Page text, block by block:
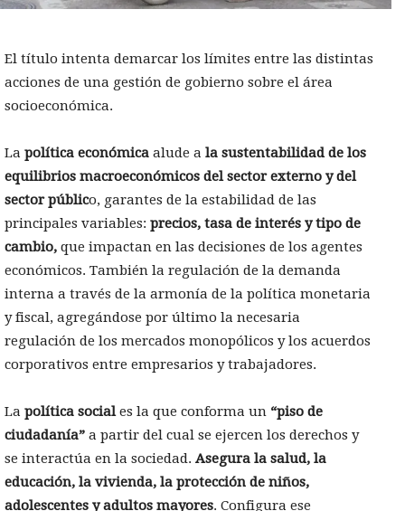
El título intenta demarcar los límites entre las distintas
acciones de una gestión de gobierno sobre el área
socioeconómica.
La política económica alude a la sustentabilidad de los
equilibrios macroeconómicos del sector externo y del
sector público, garantes de la estabilidad de las
principales variables: precios, tasa de interés y tipo de
cambio, que impactan en las decisiones de los agentes
económicos. También la regulación de la demanda
interna a través de la armonía de la política monetaria
y fiscal, agregándose por último la necesaria
regulación de los mercados monopólicos y los acuerdos
corporativos entre empresarios y trabajadores.
La política sociales la que conforma un “piso de
ciudadanía” a partir del cual se ejercen los derechos y
se interactúa en la sociedad. Asegura la salud, la
educación, la vivienda, la protección de niños,
adolescentes y adultos mayores. Configura ese